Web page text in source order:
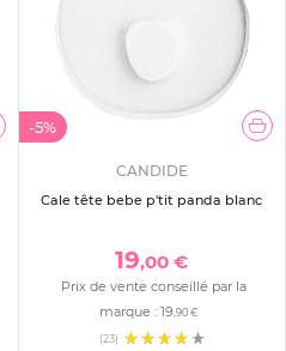
-5%
CANDIDE
Cale tête bebe p'tit panda blanc
19,00 €
Prix de vente conseillé par la
marque :19,90 €
(23)